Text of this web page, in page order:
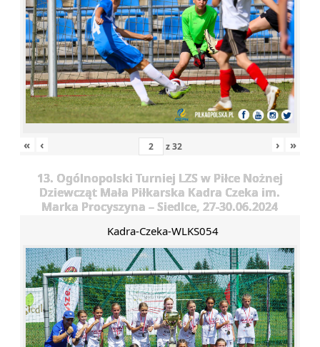
« ‹ z32 › »
13. Ogólnopolski Turniej LZS w Piłce Nożnej
Dziewcząt Mała Piłkarska Kadra Czeka im.
Marka Procyszyna – Siedlce, 27-30.06.2024
Kadra-Czeka-WLKS054